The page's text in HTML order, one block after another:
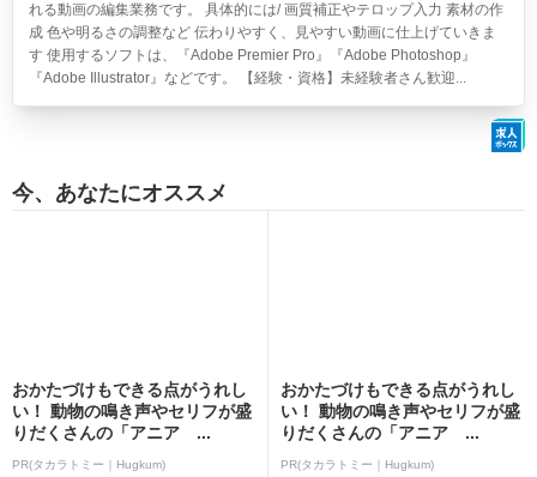
れる動画の編集業務です。 具体的には/ 画質補正やテロップ入力 素材の作
成 色や明るさの調整など 伝わりやすく、見やすい動画に仕上げていきま
す 使用するソフトは、『Adobe Premier Pro』『Adobe Photoshop』
『Adobe Illustrator』などです。 【経験・資格】未経験者さん歓迎...
今、あなたにオススメ
おかたづけもできる点がうれし
い！ 動物の鳴き声やセリフが盛
りだくさんの「アニア ...
PR(タカラトミー｜Hugkum)
おかたづけもできる点がうれし
い！ 動物の鳴き声やセリフが盛
りだくさんの「アニア ...
PR(タカラトミー｜Hugkum)